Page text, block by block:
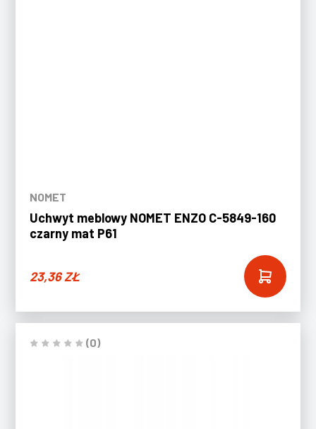
NOMET
Uchwyt meblowy NOMET ENZO C-5849-160
czarny mat P61
23,36ZŁ
(0)